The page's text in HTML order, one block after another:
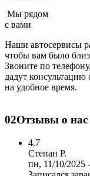
Мы рядом
с вами
Наши автосервисы
чтобы вам было
Звоните по
дадут
на удобное время.
02Отзывы о нас
4.7
Степан Р.
пн, 11/10/2025